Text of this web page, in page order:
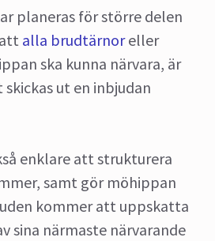
planeras för större delen
alla brudtärnoreller
ska kunna närvara, är
ut en inbjudan
enklare att strukturera
samt gör möhippan
kommer att uppskatta
sina närmaste närvarande